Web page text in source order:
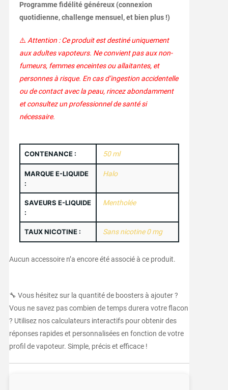
Programme fidélité généreux (connexion
quotidienne, challenge mensuel, et bien plus !)
⚠️ Attention : Ce produit est destiné uniquement
aux adultes vapoteurs. Ne convient pas aux non-
fumeurs, femmes enceintes ou allaitantes, et
personnes à risque. En cas d’ingestion accidentelle
ou de contact avec la peau, rincez abondamment
et consultez un professionnel de santé si
nécessaire.
CONTENANCE : 50 ml
MARQUE E-LIQUIDE
:
Halo
SAVEURS E-LIQUIDE
:
Mentholée
TAUX NICOTINE : Sans nicotine 0 mg
Aucun accessoire n’a encore été associé à ce produit.
🔧 Vous hésitez sur la quantité de boosters à ajouter ?
Vous ne savez pas combien de temps durera votre flacon
? Utilisez nos calculateurs interactifs pour obtenir des
réponses rapides et personnalisées en fonction de votre
profil de vapoteur. Simple, précis et efficace !